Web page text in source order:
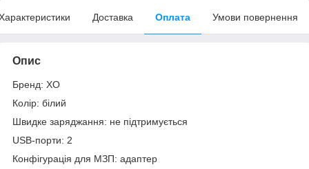
Доставка Оплата Умови повернення
Опис
Бренд: XO
Колір: білий
Швидке заряджання: не підтримується
USB-порти: 2
Конфігурація для МЗП: адаптер